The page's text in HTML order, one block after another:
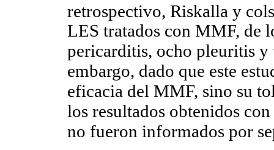
retrospectivo, Riskalla y
LES tratados con MMF, de
pericarditis, ocho pleuritis
embargo, dado que este
eficacia del MMF, sino su
los resultados obtenidos
no fueron informados por